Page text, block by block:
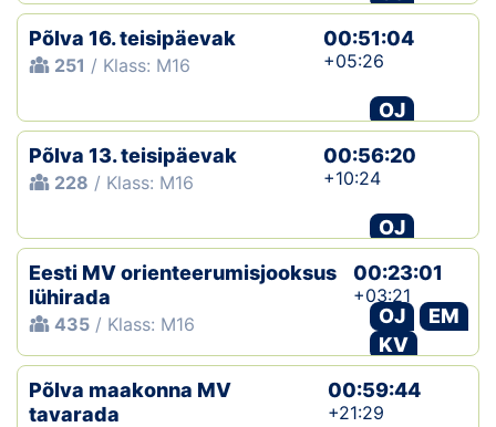
Põlva 16. teisipäevak
251 / Klass: M16
00:51:04
+05:26
OJ
Põlva 13. teisipäevak
228 / Klass: M16
00:56:20
+10:24
OJ
Eesti MV orienteerumisjooksus
lühirada
435 / Klass: M16
00:23:01
+03:21
OJ
EM
KV
Põlva maakonna MV
tavarada
00:59:44
+21:29